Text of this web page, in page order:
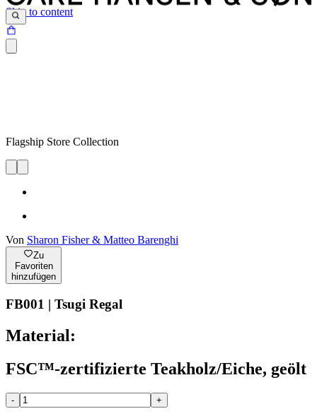
Skip to content
Flagship Store Collection
Von Sharon Fisher & Matteo Barenghi
Zu
Favoriten
hinzufügen
FB001 | Tsugi Regal
Material:
FSC™-zertifizierte Teakholz/Eiche, geölt
- +